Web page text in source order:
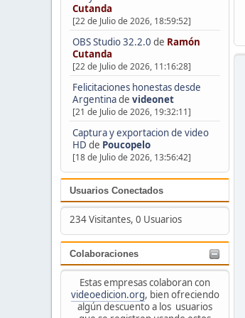
Cutanda
[22 de Julio de 2026, 18:59:52]
OBS Studio 32.2.0 de Ramón
Cutanda
[22 de Julio de 2026, 11:16:28]
Felicitaciones honestas desde
Argentinade videonet
[21 de Julio de 2026, 19:32:11]
Captura y exportacion de video
HD de Poucopelo
[18 de Julio de 2026, 13:56:42]
Usuarios Conectados
234 Visitantes, 0 Usuarios
Colaboraciones
Estas empresas colaboran con
videoedicion.org, bien ofreciendo
algún descuento a los usuarios